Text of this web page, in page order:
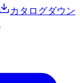
カタログダウン